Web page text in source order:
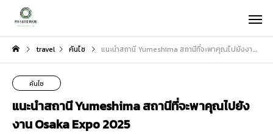
travel คันไซ แนะนำสถานี Yumeshima สถานีที่จะพาคุณไปยังงาน Osaka Expo 2025
คันไซ
แนะนำสถานี Yumeshima สถานีที่จะพาคุณไปยัง
งาน Osaka Expo 2025